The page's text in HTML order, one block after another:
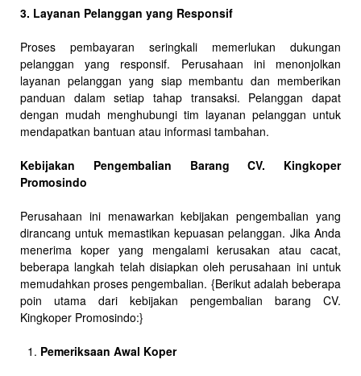
3. Layanan Pelanggan yang Responsif
Proses pembayaran seringkali memerlukan dukungan
pelanggan yang responsif. Perusahaan ini menonjolkan
layanan pelanggan yang siap membantu dan memberikan
panduan dalam setiap tahap transaksi. Pelanggan dapat
dengan mudah menghubungi tim layanan pelanggan untuk
mendapatkan bantuan atau informasi tambahan.
Kebijakan Pengembalian Barang CV. Kingkoper
Promosindo
Perusahaan ini menawarkan kebijakan pengembalian yang
dirancang untuk memastikan kepuasan pelanggan. Jika Anda
menerima koper yang mengalami kerusakan atau cacat,
beberapa langkah telah disiapkan oleh perusahaan ini untuk
memudahkan proses pengembalian. {Berikut adalah beberapa
poin utama dari kebijakan pengembalian barang CV.
Kingkoper Promosindo:}
Pemeriksaan Awal Koper